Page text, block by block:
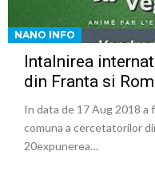
NANO INFO
Intalnirea
din Franta si
In data de 17 Aug 2018 a
comuna a cercetatorilor
20expunerea…